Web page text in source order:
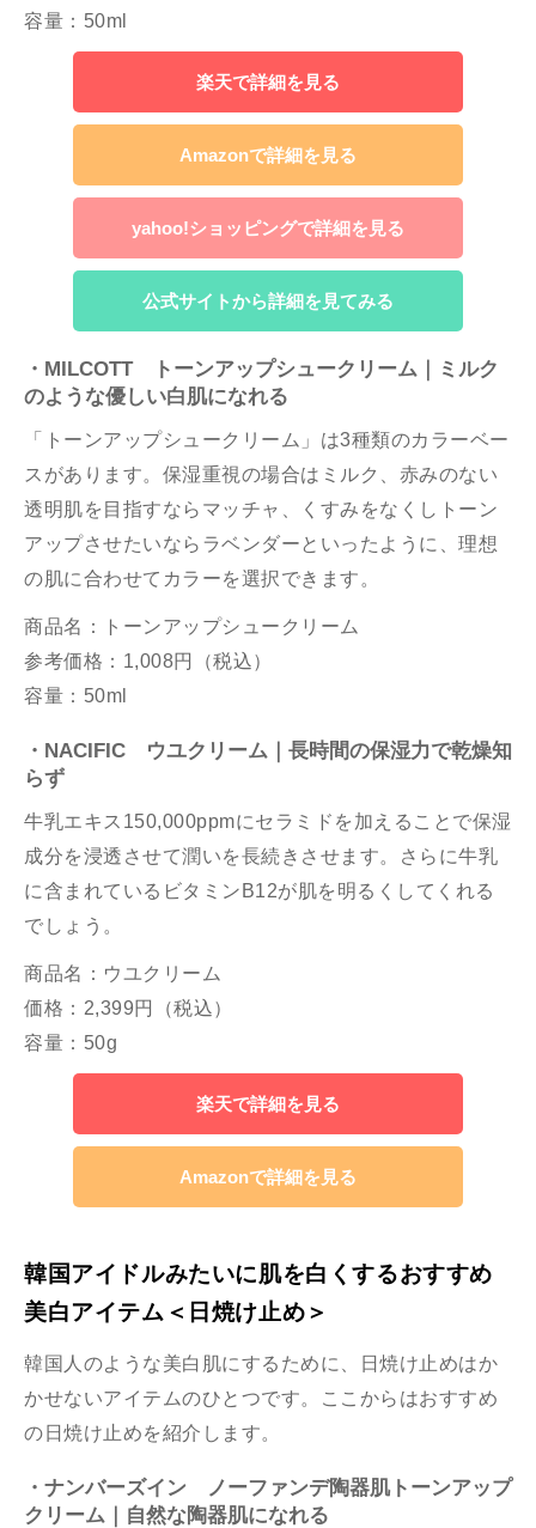
容量：50ml
楽天で詳細を見る
Amazonで詳細を見る
yahoo!ショッピングで詳細を見る
公式サイトから詳細を見てみる
・MILCOTT トーンアップシュークリーム｜ミルク
のような優しい白肌になれる
「トーンアップシュークリーム」は3種類のカラーベー
スがあります。保湿重視の場合はミルク、赤みのない
透明肌を目指すならマッチャ、くすみをなくしトーン
アップさせたいならラベンダーといったように、理想
の肌に合わせてカラーを選択できます。
商品名：トーンアップシュークリーム
参考価格：1,008円（税込）
容量：50ml
・NACIFIC ウユクリーム｜長時間の保湿力で乾燥知
らず
牛乳エキス150,000ppmにセラミドを加えることで保湿
成分を浸透させて潤いを長続きさせます。さらに牛乳
に含まれているビタミンB12が肌を明るくしてくれる
でしょう。
商品名：ウユクリーム
価格：2,399円（税込）
容量：50g
楽天で詳細を見る
Amazonで詳細を見る
韓国アイドルみたいに肌を白くするおすすめ
美白アイテム＜日焼け止め＞
韓国人のような美白肌にするために、日焼け止めはか
かせないアイテムのひとつです。ここからはおすすめ
の日焼け止めを紹介します。
・ナンバーズイン ノーファンデ陶器肌トーンアップ
クリーム｜自然な陶器肌になれる